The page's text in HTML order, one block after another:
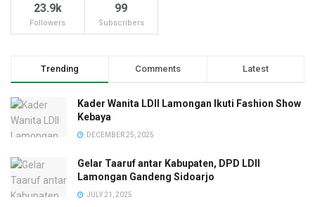
23.9k
Followers
99
Subscribers
Trending Comments Latest
Kader Wanita LDII Lamongan Ikuti Fashion Show
Kebaya
DECEMBER 25, 2025
Gelar Taaruf antar Kabupaten, DPD LDII
Lamongan Gandeng Sidoarjo
JULY 21, 2025